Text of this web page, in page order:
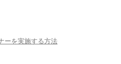
ーを実施する方法